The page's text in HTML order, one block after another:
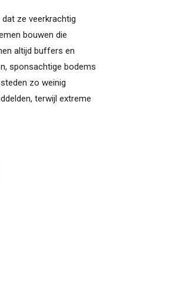
ze veerkrachtig
bouwen die
altijd buffers en
sponsachtige bodems
zo weinig
terwijl extreme